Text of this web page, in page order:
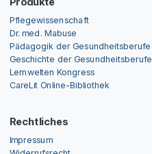
Pflegewissenschaft
Dr. med. Mabuse
Pädagogik der Gesundheitsberufe
Geschichte der Gesundheitsberufe
Lernwelten Kongress
CareLit Online-Bibliothek
Rechtliches
Impressum